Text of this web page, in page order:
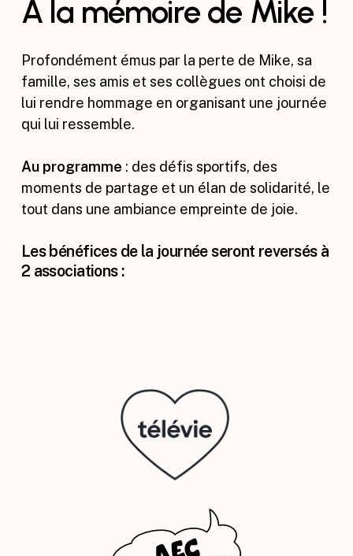
À la mémoire de Mike !
Profondément émus par la perte de Mike, sa
famille, ses amis et ses collègues ont choisi de
lui rendre hommage en organisant une journée
qui lui ressemble.
Au programme : des défis sportifs, des
moments de partage et un élan de solidarité, le
tout dans une ambiance empreinte de joie.
Les bénéfices de la journée seront reversés à
2 associations :